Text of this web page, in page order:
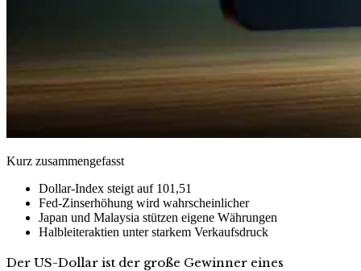
Kurz zusammengefasst
Dollar-Index steigt auf 101,51
Fed-Zinserhöhung wird wahrscheinlicher
Japan und Malaysia stützen eigene Währungen
Halbleiteraktien unter starkem Verkaufsdruck
Der US-Dollar ist der große Gewinner eines